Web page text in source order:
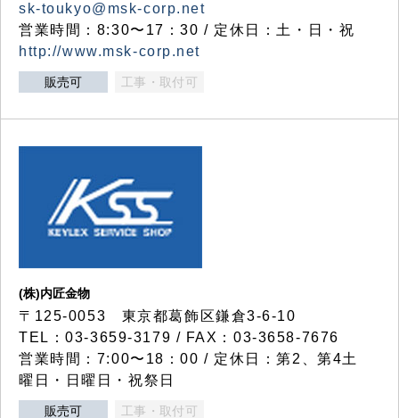
sk-toukyo@msk-corp.net
営業時間：8:30〜17：30 / 定休日：土・日・祝
http://www.msk-corp.net
販売可 工事・取付可
(株)内匠金物
〒125-0053 東京都葛飾区鎌倉3-6-10
TEL：03-3659-3179 / FAX：03-3658-7676
営業時間：7:00〜18：00 / 定休日：第2、第4土
曜日・日曜日・祝祭日
販売可 工事・取付可